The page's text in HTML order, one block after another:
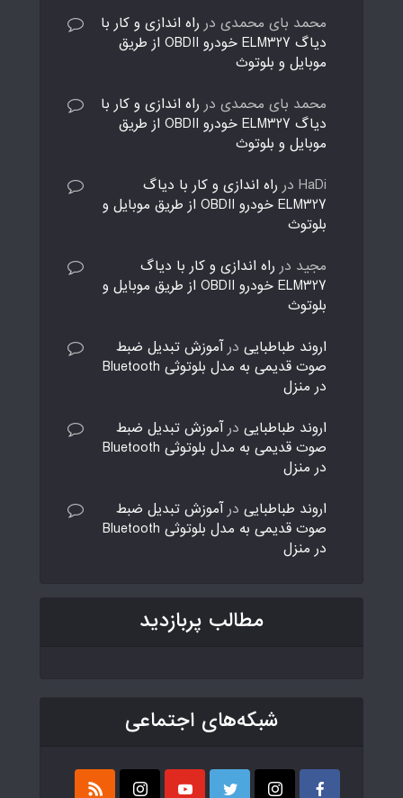
محمد بای محمدی در راه اندازی و کار با
دیاگ ELM327 خودرو OBDII از طریق
موبایل و بلوتوث
محمد بای محمدی در راه اندازی و کار با
دیاگ ELM327 خودرو OBDII از طریق
موبایل و بلوتوث
HaDi در راه اندازی و کار با دیاگ
ELM327 خودرو OBDII از طریق موبایل و
بلوتوث
مجید در راه اندازی و کار با دیاگ
ELM327 خودرو OBDII از طریق موبایل و
بلوتوث
اروند طباطبایی درآموزش تبدیل ضبط
صوت قدیمی به مدل بلوتوثی Bluetooth
در منزل
اروند طباطبایی درآموزش تبدیل ضبط
صوت قدیمی به مدل بلوتوثی Bluetooth
در منزل
اروند طباطبایی درآموزش تبدیل ضبط
صوت قدیمی به مدل بلوتوثی Bluetooth
در منزل
مطالب پربازدید
شبکه‌های اجتماعی